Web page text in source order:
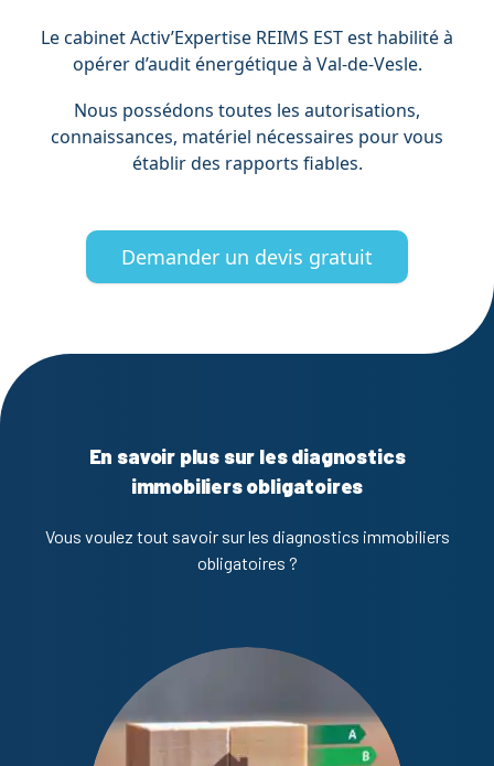
Le cabinet Activ’Expertise REIMS EST est habilité à
opérer d’audit énergétique à Val-de-Vesle.
Nous possédons toutes les autorisations,
connaissances, matériel nécessaires pour vous
établir des rapports fiables.
Demander un devis gratuit
En savoir plus sur les diagnostics
immobiliers obligatoires
Vous voulez tout savoir sur les diagnostics immobiliers
obligatoires ?